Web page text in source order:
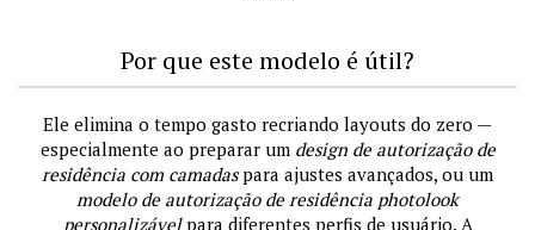
Por que este modelo é útil?
Ele elimina o tempo gasto recriando layouts do zero —
especialmente ao preparar um design de autorização de
residência com camadaspara ajustes avançados, ou um
modelo de autorização de residência photolook
personalizávelpara diferentes perfis de usuário. A